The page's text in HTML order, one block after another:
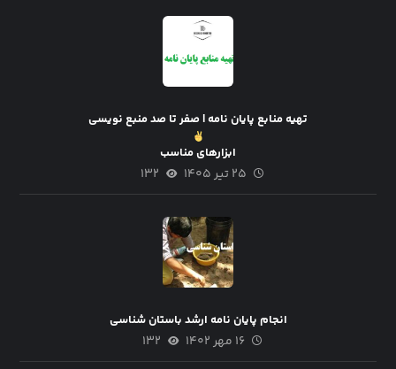
تهیه منابع پایان نامه | صفر تا صد منبع نویسی
ابزارهای مناسب
۲۵ تیر ۱۴۰۵ ۱۳۲
انجام پایان نامه ارشد باستان شناسی
۱۶ مهر ۱۴۰۲ ۱۳۲